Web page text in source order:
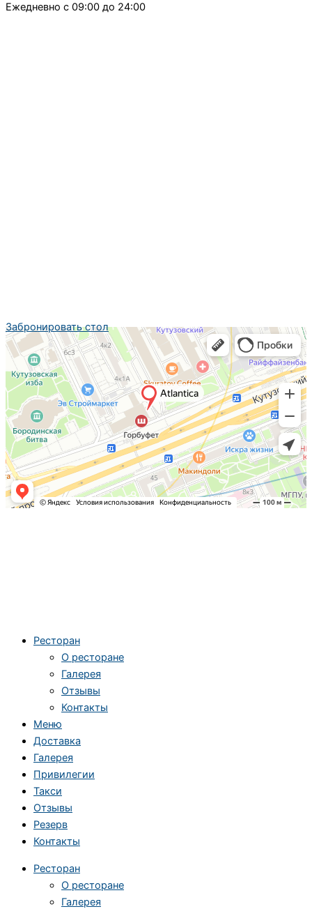
Ежедневно с 09:00 до 24:00
Забронировать стол
Ресторан
О ресторане
Галерея
Отзывы
Контакты
Меню
Доставка
Галерея
Привилегии
Такси
Отзывы
Резерв
Контакты
Ресторан
О ресторане
Галерея